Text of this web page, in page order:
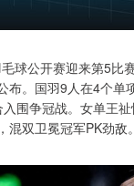
球公开赛迎来第5比
布。国羽9人在4个单
围争冠战。女单王
双卫冕冠军PK劲敌。